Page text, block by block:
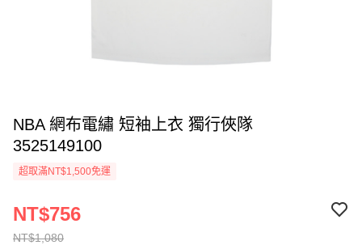
NBA 網布電繡 短袖上衣 獨行俠隊
3525149100
超取滿NT$1,500免運
NT$1,080
NT$756